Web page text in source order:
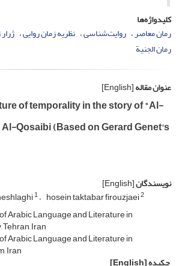
کلیدواژه‌ها
رمان معاصر روایت‌شناسی نظریه زمان روایی
رمان الجنیة
عنوان مقاله[English]
of temporality in the story of "Al-
Qosaibi (Based on Gerard Genet's
نویسندگان[English]
1 hosein taktabar firouzjaei2
Arabic Language and Literature in
Iran
Arabic Language and Literature in
Iran
چکیده[English]